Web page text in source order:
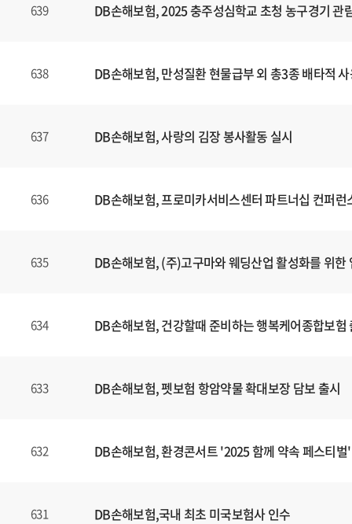
639 DB손해보험, 2025 충주성심학교 초청 농구경기 관
638 DB손해보험, 만성질환 현물급부 외 총3종 배타적
637 DB손해보험, 사랑의 김장 봉사활동 실시
636 DB손해보험, 프로미카서비스센터 파트너십 컨퍼런
635 DB손해보험, (주)고구마와 웨딩산업 활성화를 위
634 DB손해보험, 건강할때 준비하는 행복케어종합보험
633 DB손해보험, 펫보험 항암약물 확대보장 담보 출시
632 DB손해보험, 환경콘서트 '2025 함께 약속 페스티벌
631 DB손해보험,국내 최초 미국보험사 인수